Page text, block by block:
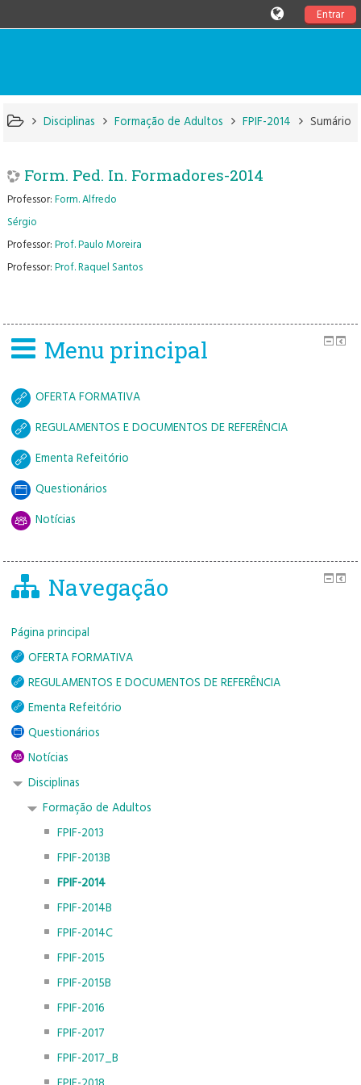
Entrar
Disciplinas Formação de Adultos FPIF-2014 Sumário
Form. Ped. In. Formadores-2014
Professor:Form. Alfredo
Sérgio
Professor:Prof. Paulo Moreira
Professor:Prof. Raquel Santos
Menu principal
OFERTA FORMATIVA
REGULAMENTOS E DOCUMENTOS DE REFERÊNCIA
Ementa Refeitório
Questionários
Notícias
Navegação
Página principal
OFERTA FORMATIVA
REGULAMENTOS E DOCUMENTOS DE REFERÊNCIA
Ementa Refeitório
Questionários
Notícias
Disciplinas
Formação de Adultos
FPIF-2013
FPIF-2013B
FPIF-2014
FPIF-2014B
FPIF-2014C
FPIF-2015
FPIF-2015B
FPIF-2016
FPIF-2017
FPIF-2017_B